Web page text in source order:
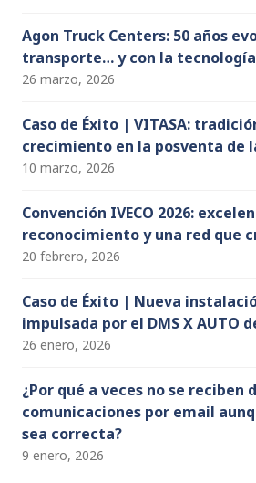
Agon Truck Centers: 50 años
transporte… y con la tecnología
26 marzo, 2026
Caso de Éxito | VITASA:
crecimiento en la posventa de
10 marzo, 2026
Convención IVECO 2026:
reconocimiento y una red que
20 febrero, 2026
Caso de Éxito | Nueva
impulsada por el DMS X AUTO
26 enero, 2026
¿Por qué a veces no se reciben
comunicaciones por email
sea correcta?
9 enero, 2026